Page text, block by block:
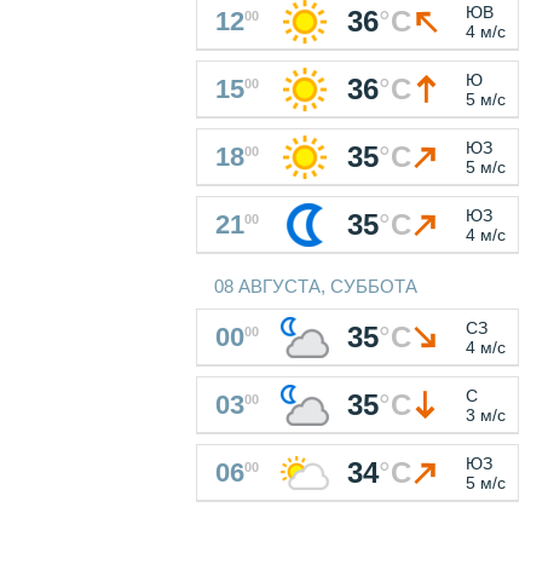
1200 36°C
ЮВ
4 м/с
1500 36°C
Ю
5 м/с
1800 35°C
ЮЗ
5 м/с
2100 35°C
ЮЗ
4 м/с
08 АВГУСТА, СУББОТА
0000 35°C
СЗ
4 м/с
0300 35°C
С
3 м/с
0600 34°C
ЮЗ
5 м/с